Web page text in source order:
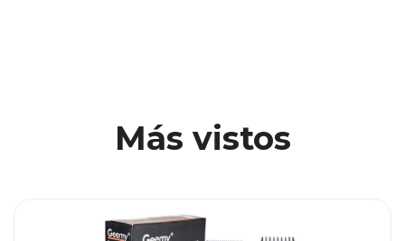
Más vistos